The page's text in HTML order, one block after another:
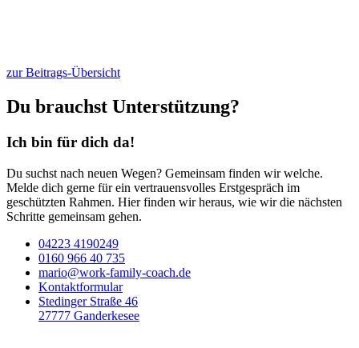
zur Beitrags-Übersicht
Du brauchst Unterstützung?
Ich bin für dich da!
Du suchst nach neuen Wegen? Gemeinsam finden wir welche.
Melde dich gerne für ein vertrauensvolles Erstgespräch im
geschützten Rahmen. Hier finden wir heraus, wie wir die nächsten
Schritte gemeinsam gehen.
04223 4190249
0160 966 40 735
mario@work-family-coach.de
Kontaktformular
Stedinger Straße 46
27777 Ganderkesee